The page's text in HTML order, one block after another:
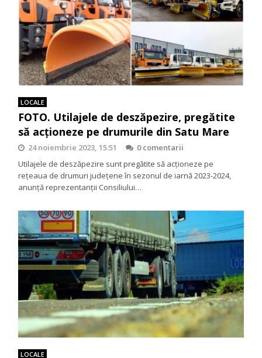
LOCALE
FOTO. Utilajele de deszăpezire, pregătite
să acționeze pe drumurile din Satu Mare
24 noiembrie 2023, 15:51
0 comentarii
Utilajele de deszăpezire sunt pregătite să acționeze pe
rețeaua de drumuri județene în sezonul de iarnă 2023-2024,
anunță reprezentanții Consiliului…
LOCALE